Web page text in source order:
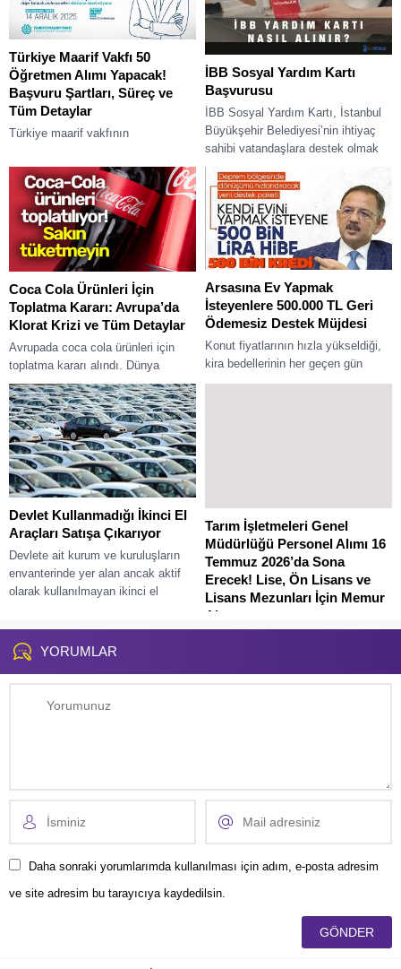
Türkiye Maarif Vakfı 50
Öğretmen Alımı Yapacak!
Başvuru Şartları, Süreç ve
Tüm Detaylar
Türkiye maarif vakfının
ve yurt dışında eğitim alanında
kariyer hedefleyen öğretmen
adayları için önemli bir gelişme...
İBB Sosyal Yardım Kartı
Başvurusu
İBB Sosyal Yardım Kartı, İstanbul
Büyükşehir Belediyesi’nin ihtiyaç
sahibi vatandaşlara destek olmak
için verdiği bir alışveriş kartıdır. Bu
kartla temel...
Coca Cola Ürünleri İçin
Toplatma Kararı: Avrupa’da
Klorat Krizi ve Tüm Detaylar
Avrupada coca cola ürünleri için
toplatma kararı alındı. Dünya
genelinde en çok tüketilen içecek
markalarından biri olan Coca-Cola
Company ile...
Arsasına Ev Yapmak
İsteyenlere 500.000 TL Geri
Ödemesiz Destek Müjdesi
Konut fiyatlarının hızla yükseldiği,
kira bedellerinin her geçen gün
arttığı bir dönemde arsa sahibi olan
Devlet Kullanmadığı İkinci El
Araçları Satışa Çıkarıyor
Devlete ait kurum ve kuruluşların
envanterinde yer alan ancak aktif
olarak kullanılmayan ikinci el
kurumlarında görev...
Tarım İşletmeleri Genel
Müdürlüğü Personel Alımı 16
Temmuz 2026’da Sona
Erecek! Lise, Ön Lisans ve
Lisans Mezunları İçin Memur
Alımı
merkezi yerleştirme kapsamında
YORUMLAR
Daha sonraki yorumlarımda kullanılması için adım, e-posta adresim
ve site adresim bu tarayıcıya kaydedilsin.